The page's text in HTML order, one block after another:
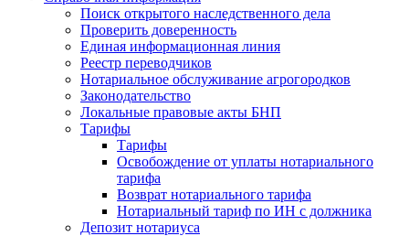
Поиск открытого наследственного дела
Проверить доверенность
Единая информационная линия
Реестр переводчиков
Нотариальное обслуживание агрогородков
Законодательство
Локальные правовые акты БНП
Тарифы
Тарифы
Освобождение от уплаты нотариального
тарифа
Возврат нотариального тарифа
Нотариальный тариф по ИН с должника
Депозит нотариуса